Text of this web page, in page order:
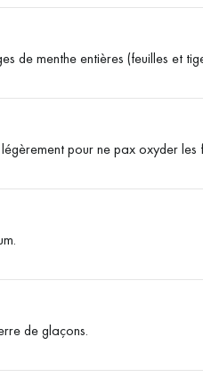
de menthe entières (feuilles et
pour ne pax oxyder les
de glaçons.